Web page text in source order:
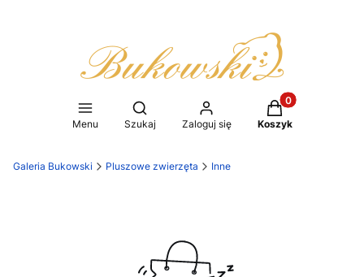
Menu
Otwórz wyszukiwarkę
Szukaj Zaloguj się
Produkty w
Koszyk
Galeria Bukowski Pluszowe zwierzęta Inne